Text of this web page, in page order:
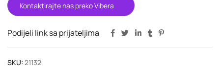
Kontaktirajte nas preko Vibera
Podijeli link sa prijateljima
SKU: 21132